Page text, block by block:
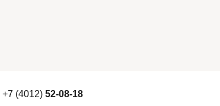
+7 (4012)52-08-18